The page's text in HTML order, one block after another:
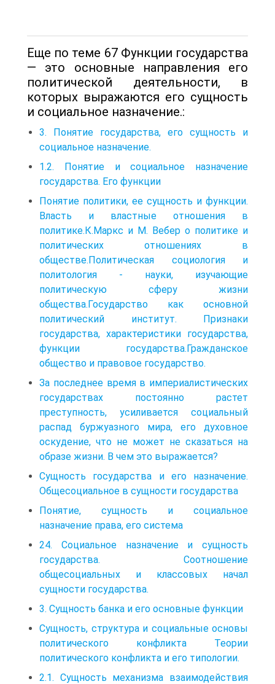
Еще по теме 67 Функции государства
— это основные направления его
политической деятельности, в
которых выражаются его сущность
и социальное назначение.:
3. Понятие государства, его сущность и
социальное назначение.
1.2. Понятие и социальное назначение
государства. Его функции
Понятие политики, ее сущность и функции.
Власть и властные отношения в
политике.К.Маркс и М. Вебер о политике и
политических отношениях в
обществе.Политическая социология и
политология - науки, изучающие
политическую сферу жизни
общества.Государство как основной
политический институт. Признаки
государства, характеристики государства,
функции государства.Гражданское
общество и правовое государство.
За последнее время в империалистических
государствах постоянно растет
преступность, усиливается социальный
распад буржуазного мира, его духовное
оскудение, что не может не сказаться на
образе жизни. В чем это выражается?
Сущность государства и его назначение.
Общесоциальное в сущности государства
Понятие, сущность и социальное
назначение права, его система
24. Социальное назначение и сущность
государства. Соотношение
общесоциальных и классовых начал
сущности государства.
3. Сущность банка и его основные функции
Сущность, структура и социальные основы
политического конфликта Теории
политического конфликта и его типологии.
2.1. Сущность механизма взаимодействия